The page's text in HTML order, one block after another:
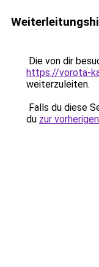
Die von dir
https://vorota-
weiterzuleiten.
Falls du diese
du zur